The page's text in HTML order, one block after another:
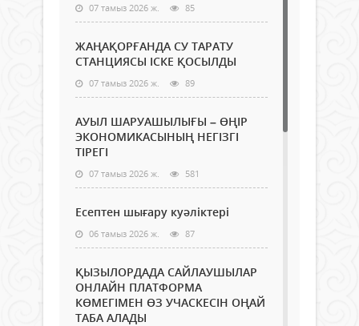
07 тамыз 2026 ж. 85
ЖАҢАҚОРҒАНДА СУ ТАРАТУ
СТАНЦИЯСЫ ІСКЕ ҚОСЫЛДЫ
07 тамыз 2026 ж. 89
АУЫЛ ШАРУАШЫЛЫҒЫ – ӨҢІР
ЭКОНОМИКАСЫНЫҢ НЕГІЗГІ
ТІРЕГІ
07 тамыз 2026 ж. 581
Есептен шығару куәліктері
06 тамыз 2026 ж. 87
ҚЫЗЫЛОРДАДА САЙЛАУШЫЛАР
ОНЛАЙН ПЛАТФОРМА
КӨМЕГІМЕН ӨЗ УЧАСКЕСІН ОҢАЙ
ТАБА АЛАДЫ